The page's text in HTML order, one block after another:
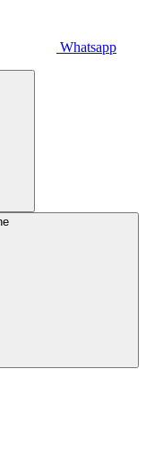
Whatsapp